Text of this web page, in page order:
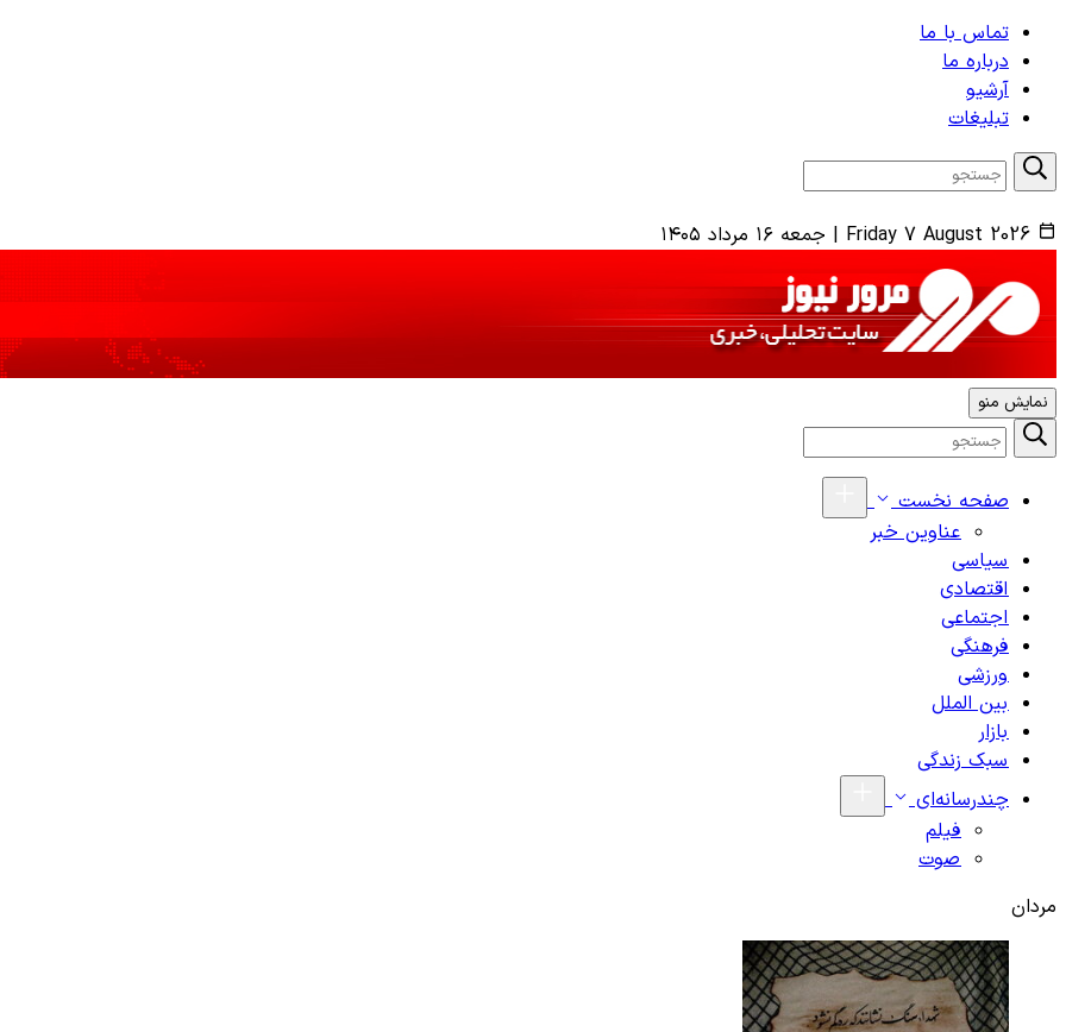
تماس با ما
درباره ما
آرشیو
تبلیغات
Friday 7 August 2026
| جمعه ۱۶ مرداد ۱۴۰۵
نمایش منو
صفحه نخست
عناوین خبر
سیاسی
اقتصادی
اجتماعی
فرهنگی
ورزشی
بین الملل
بازار
سبک زندگی
چندرسانه‌ای
فیلم
صوت
مردان